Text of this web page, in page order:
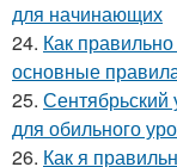
для начинающих
24. Как
основные
25.
для обильного
26. Как я